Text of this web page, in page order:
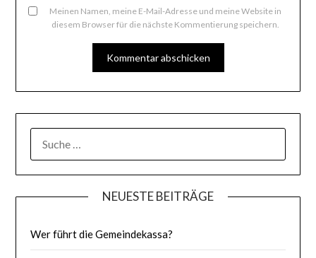
Meinen Namen, meine E-Mail-Adresse und meine Website in
diesem Browser für die nächste Kommentierung speichern.
NACH:
NEUESTE BEITRÄGE
Wer führt die Gemeindekassa?